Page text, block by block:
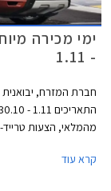
- 1.11
חברת המזרח, יבואנית
מהמלאי, הצעות
קרא עוד